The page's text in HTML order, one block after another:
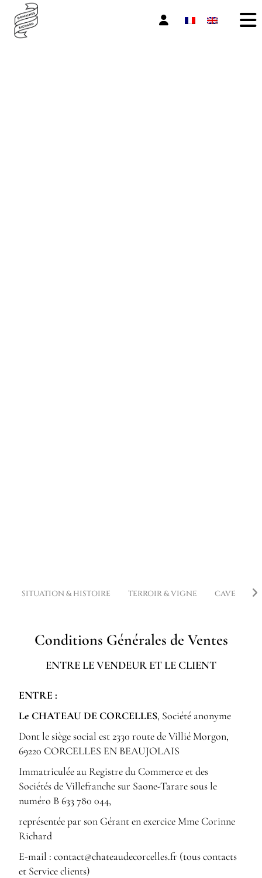
SITUATION & HISTOIRE TERROIR & VIGNE CAVE
Conditions Générales de Ventes
ENTRE LE VENDEUR ET LE CLIENT
ENTRE :
Le CHATEAU DE CORCELLES, Société anonyme
Dont le siège social est 2330 route de Villié Morgon,
69220 CORCELLES EN BEAUJOLAIS
Immatriculée au Registre du Commerce et des
Sociétés de Villefranche sur Saone-Tarare sous le
numéro B 633 780 044,
représentée par son Gérant en exercice Mme Corinne
Richard
E-mail :rf.sellecroceduaetahc@tcatnoc (tous contacts
et Service clients)